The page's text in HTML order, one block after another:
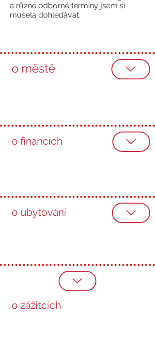
a různé odborné termíny jsem si
musela dohledávat.
o městě
o financích
o ubytování
o zážitcích